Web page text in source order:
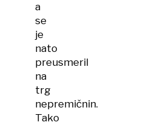
a
se
je
nato
preusmeril
na
trg
nepremičnin.
Tako